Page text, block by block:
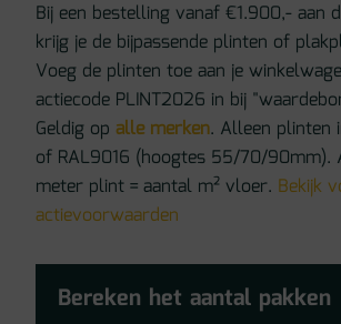
Bij een bestelling vanaf €1.900,- aan
krijg je de bijpassende plinten of
Voeg de plinten toe aan je
actiecode PLINT2026 in bij
Geldig opalle merken. Alleen plinten
of RAL9016 (hoogtes 55/70/90mm).
meter plint = aantal m² vloer. Bekijk
actievoorwaarden
Bereken het aantal pakken